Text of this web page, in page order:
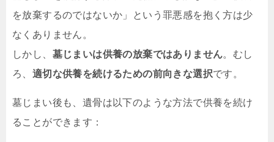
を放棄するのではないか」という罪悪感を抱く方は少
なくありません。
しかし、 墓じまいは供養の放棄ではありません。むし
ろ、 適切な供養を続けるための前向きな選択です。
墓じまい後も、遺骨は以下のような方法で供養を続け
ることができます：